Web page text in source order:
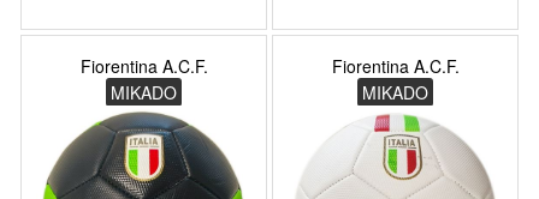
Fiorentina A.C.F.
MIKADO
Fiorentina A.C.F.
MIKADO